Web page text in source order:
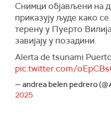
Снимци објављени на
приказују људе како
терену у Пуерто
завијају у позадини.
Alerta de tsunami
pic.twitter.com/
— andrea belen pedrero
2025